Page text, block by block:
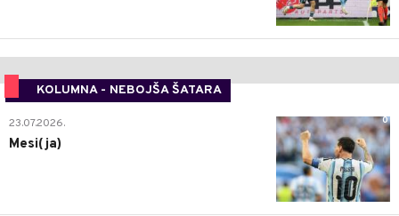
KOLUMNA - NEBOJŠA ŠATARA
0
23.07.2026.
Mesi(ja)